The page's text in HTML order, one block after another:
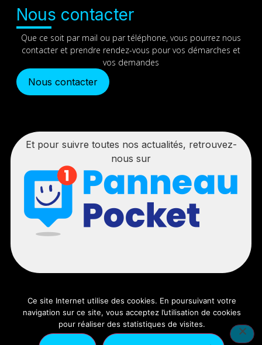
Nous contacter
Que ce soit par mail ou par téléphone, vous pourrez nous
contacter et prendre rendez-vous pour vos démarches et
vos demandes
Nous contacter
Et pour suivre toutes nos actualités, retrouvez-
nous sur
© 2025 – Tous droits réservés | Réalisation :Ancre Rouge
Mentions légales|Politique de confidentialité|Nous
Ce site Internet utilise des cookies. En poursuivant votre
navigation sur ce site, vous acceptez l’utilisation de cookies
pour réaliser des statistiques de visites.